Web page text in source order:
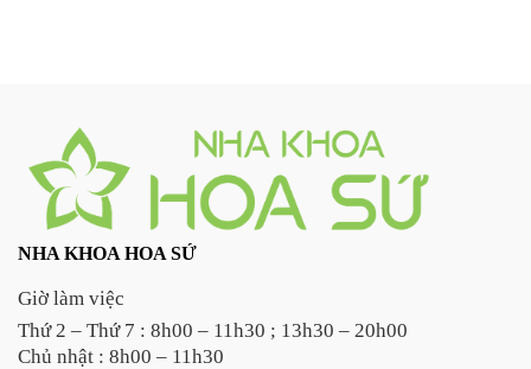
NHA KHOA HOA SỨ
Giờ làm việc
Thứ 2 – Thứ 7 : 8h00 – 11h30 ; 13h30 – 20h00
Chủ nhật : 8h00 – 11h30